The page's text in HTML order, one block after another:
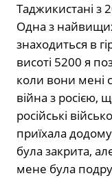
Таджикистані з
Одна з
знаходиться в
висоті 5200 я
коли вони мені
війна з росією,
російські
приїхала
була закрита,
мене була